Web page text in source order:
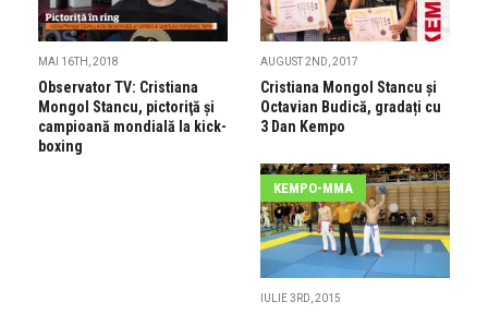
MAI 16TH, 2018
Observator TV: Cristiana
Mongol Stancu, pictoriţă şi
campioană mondială la kick-
boxing
AUGUST 2ND, 2017
Cristiana Mongol Stancu și
Octavian Budică, gradați cu
3 Dan Kempo
KEMPO-MMA
IULIE 3RD, 2015